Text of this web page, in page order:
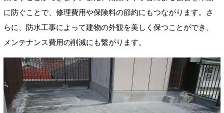
に防ぐことで、修理費用や保険料の節約にもつながります。さ
らに、防水工事によって建物の外観を美しく保つことができ、
メンテナンス費用の削減にも繋がります。